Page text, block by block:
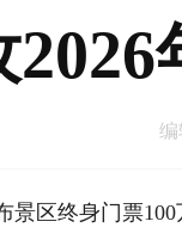
编
景区终身门票100